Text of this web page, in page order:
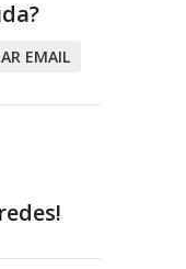
EMAIL